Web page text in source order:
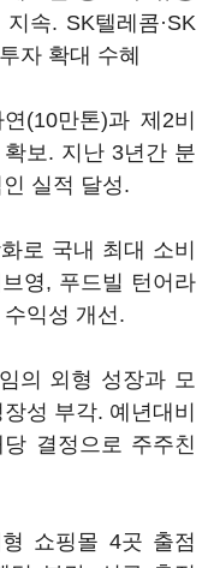
속. SK텔레콤·SK
자 확대 수혜
(10만톤)과 제2비
보. 지난 3년간 분
실적 달성.
로 국내 최대 소비
영, 푸드빌 턴어라
익성 개선.
의 외형 성장과 모
성 부각. 예년대비
결정으로 주주친
쇼핑몰 4곳 출점